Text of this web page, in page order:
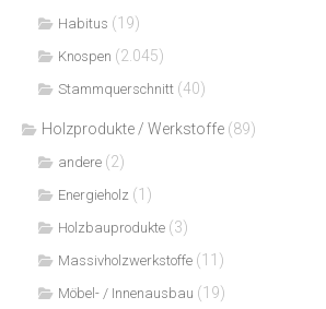
Habitus (19)
Knospen (2.045)
Stammquerschnitt (40)
Holzprodukte / Werkstoffe (89)
andere (2)
Energieholz (1)
Holzbauprodukte (3)
Massivholzwerkstoffe (11)
Möbel- / Innenausbau (19)